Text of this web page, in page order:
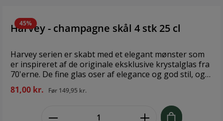
Diameter: 7,25 cm Højde: 20,9 cm Volumen: 23 cl
45% Harvey - champagne skål 4 stk 25 cl
Harvey serien er skabt med et elegant mønster som
er inspireret af de originale eksklusive krystalglas fra
70'erne. De fine glas oser af elegance og god stil, og
passer samtidig perfekt til den enkle nordiske
borddækning. Så længe du følger aidas careguide,
tåler Harvey serien fryser og opvaskemaskine. Brand:
aida Størrelse: 25 cl Materiale: sodaglas
81,00 kr. Før 149,95 kr.